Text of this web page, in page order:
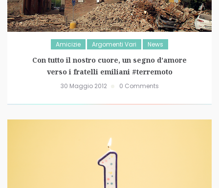
Amicizie Argomenti Vari News
Con tutto il nostro cuore, un segno d’amore
verso i fratelli emiliani #terremoto
30 Maggio 2012 0 Comments